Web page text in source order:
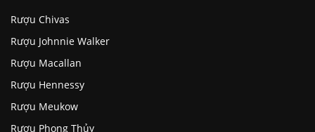
Rượu Chivas
Rượu Johnnie Walker
Rượu Macallan
Rượu Hennessy
Rượu Meukow
Rượu Phong Thủy